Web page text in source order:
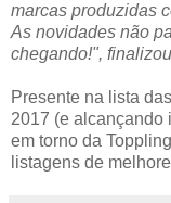
marcas produzidas
As novidades não
chegando!",
Presente na lista
2017 (e alcançando
em torno da
listagens de